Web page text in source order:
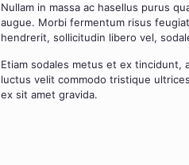
Null­am in mas­sa ac hasel­lus purus
augue. Mor­bi fer­men­tum risus
hendre­rit, sol­li­ci­tu­din libe­ro vel,
Eti­am soda­les metus et ex tin­cidunt,
luc­tus velit com­mo­do tris­tique
ex sit amet gra­vi­da.